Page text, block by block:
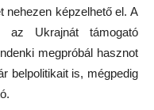
nehezen képzelhető el. A
az Ukrajnát támogató
megpróbál hasznot
belpolitikait is, mégpedig